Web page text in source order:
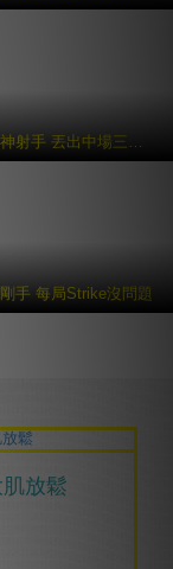
三貼紮打造神射手 丟出中場三分球
手 每局Strike沒問題
放鬆